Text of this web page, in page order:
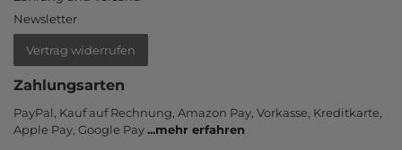
Newsletter
Vertrag widerrufen
Zahlungsarten
PayPal, Kauf auf Rechnung, Amazon Pay, Vor­kasse, Kredit­karte,
Apple Pay, Google Pay...mehr erfahren